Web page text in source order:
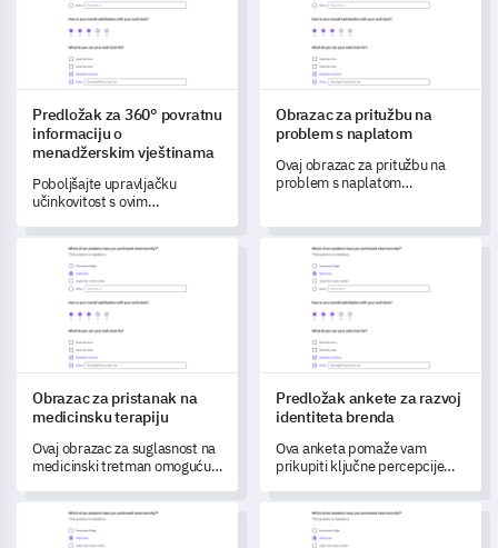
Predložak za 360° povratnu
informaciju o
menadžerskim vještinama
Poboljšajte upravljačku
učinkovitost s ovim
ocjenjivačkim predloškom.
Obrazac za pritužbu na
problem s naplatom
Ovaj obrazac za pritužbu na
problem s naplatom
probleme s naplatom vaših
kupaca, identificirate
potencijalne obrasce i
procijenite učinkovitost
procesa rješavanja.
Obrazac za pristanak na medicinsku terapiju
Obrazac za pristanak na
medicinsku terapiju
Ovaj obrazac za suglasnost na
medicinski tretman omogućuje
spremnost vaših pacijenata i
moguće brige vezane uz
njihove medicinske tretmane.
Predložak ankete za razvoj
Predložak ankete za razvoj
identiteta brenda
Ova anketa pomaže vam
prikupiti ključne percepcije
ojačali svoj identitet, potičući
angažman kupaca.
Anketni obrazac za izazove ranog majčinstvaSAAS Produktna Predložak